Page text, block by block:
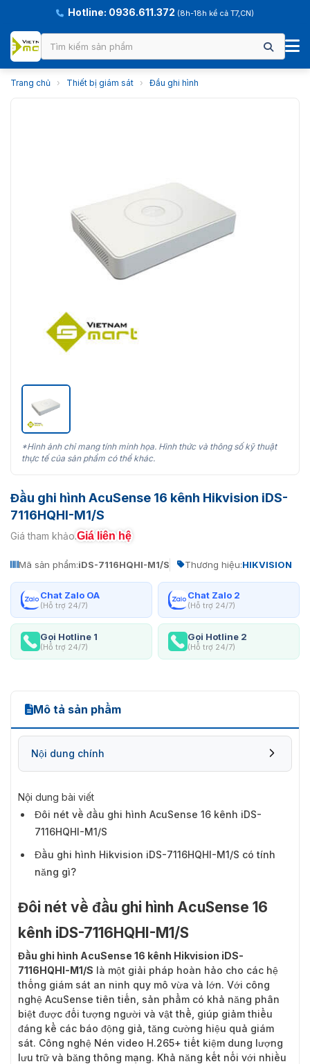
Hotline: 0936.611.372 (8h-18h kể cả T7,CN)
Trang chủ › Thiết bị giám sát › Đầu ghi hình
*Hình ảnh chỉ mang tính minh họa. Hình thức và thông số kỹ thuật
thực tế của sản phẩm có thể khác.
Đầu ghi hình AcuSense 16 kênh Hikvision iDS-
7116HQHI-M1/S
Giá tham khảo:Giá liên hệ
Mã sản phẩm:iDS-7116HQHI-M1/S Thương hiệu:HIKVISION
Chat Zalo OA
(Hỗ trợ 24/7)
Chat Zalo 2
(Hỗ trợ 24/7)
Gọi Hotline 1
(Hỗ trợ 24/7)
Gọi Hotline 2
(Hỗ trợ 24/7)
Mô tả sản phẩm
Nội dung chính
Nội dung bài viết
Đôi nét về đầu ghi hình AcuSense 16 kênh iDS-
7116HQHI-M1/S
Đầu ghi hình Hikvision iDS-7116HQHI-M1/S có tính
năng gì?
Đôi nét về đầu ghi hình AcuSense 16
kênh iDS-7116HQHI-M1/S
Đầu ghi hình AcuSense 16 kênh Hikvision iDS-
7116HQHI-M1/S là một giải pháp hoàn hảo cho các hệ
thống giám sát an ninh quy mô vừa và lớn. Với công
nghệ AcuSense tiên tiến, sản phẩm có khả năng phân
biệt được đối tượng người và vật thể, giúp giảm thiểu
đáng kể các báo động giả, tăng cường hiệu quả giám
sát. Công nghệ Nén video H.265+ tiết kiệm dung lượng
lưu trữ và băng thông mạng. Khả năng kết nối với nhiều